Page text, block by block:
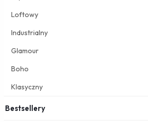
Loftowy
Industrialny
Glamour
Boho
Klasyczny
Bestsellery